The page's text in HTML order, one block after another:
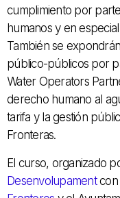
cumplimiento por
humanos y en
También se
público-públicos por
Water Operators
derecho humano al
tarifa y la gestión
Fronteras.
El curso, organizado
Desenvolupamentcon